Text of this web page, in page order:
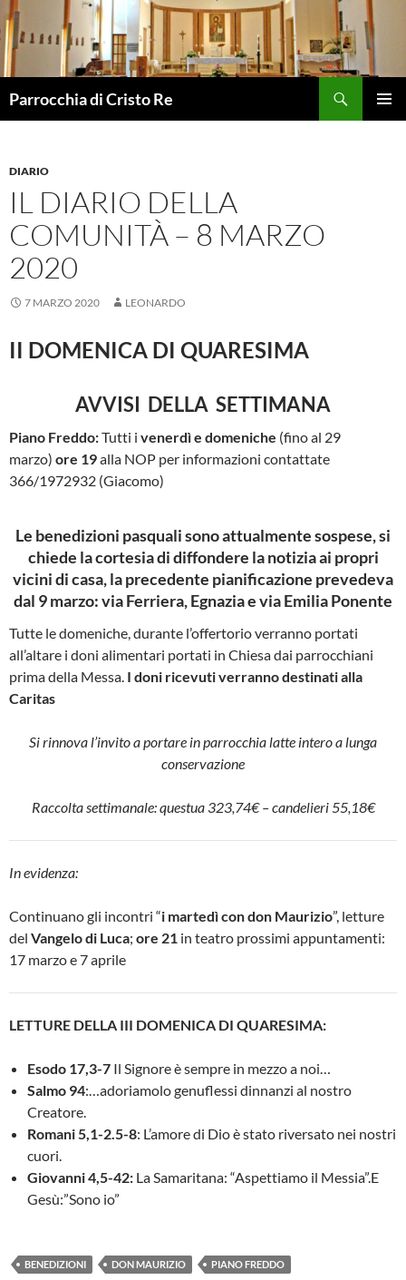
Vai
al
contenuto
Parrocchia di Cristo Re
DIARIO
IL DIARIO DELLA
COMUNITÀ – 8 MARZO
2020
7 MARZO 2020 LEONARDO
II DOMENICA DI QUARESIMA
AVVISI DELLA SETTIMANA
Piano Freddo:Tutti i venerdì e domeniche (fino al 29
marzo) ore 19alla NOP per informazioni contattate
366/1972932 (Giacomo)
Le benedizioni pasquali sono attualmente sospese,si
chiede la cortesia di diffondere la notizia ai propri
vicini di casa, la precedente pianificazione prevedeva
dal 9 marzo:via Ferriera, Egnazia e via Emilia Ponente
Tutte le domeniche, durante l’offertorio verranno portati
all’altare i doni alimentari portati in Chiesa dai parrocchiani
prima della Messa. I doni ricevuti verranno destinati alla
Caritas
Si rinnova l’invito a portare in parrocchia latte intero a lunga
conservazione
Raccolta settimanale: questua 323,74€ – candelieri 55,18€
In evidenza:
Continuanogli incontri “i martedì con don Maurizio”, letture
del Vangelo di Luca; ore 21 in teatro prossimi appuntamenti:
17 marzo e 7 aprile
LETTURE DELLA III DOMENICA DI QUARESIMA:
Esodo 17,3-7 Il Signore è sempre in mezzo a noi…
Salmo 94:…adoriamolo genuflessi dinnanzi al nostro
Creatore.
Romani 5,1-2.5-8: L’amore di Dio è stato riversato nei nostri
cuori.
Giovanni 4,5-42: La Samaritana: “Aspettiamo il Messia”.E
Gesù:”Sono io”
BENEDIZIONI DON MAURIZIO PIANO FREDDO